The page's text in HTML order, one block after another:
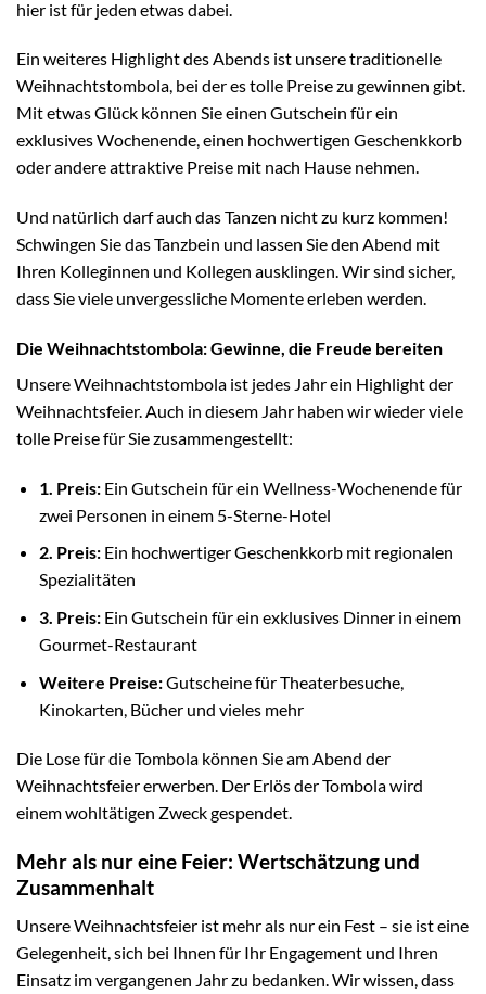
hier ist für jeden etwas dabei.
Ein weiteres Highlight des Abends ist unsere traditionelle
Weihnachtstombola, bei der es tolle Preise zu gewinnen gibt.
Mit etwas Glück können Sie einen Gutschein für ein
exklusives Wochenende, einen hochwertigen Geschenkkorb
oder andere attraktive Preise mit nach Hause nehmen.
Und natürlich darf auch das Tanzen nicht zu kurz kommen!
Schwingen Sie das Tanzbein und lassen Sie den Abend mit
Ihren Kolleginnen und Kollegen ausklingen. Wir sind sicher,
dass Sie viele unvergessliche Momente erleben werden.
Die Weihnachtstombola: Gewinne, die Freude bereiten
Unsere Weihnachtstombola ist jedes Jahr ein Highlight der
Weihnachtsfeier. Auch in diesem Jahr haben wir wieder viele
tolle Preise für Sie zusammengestellt:
1. Preis:Ein Gutschein für ein Wellness-Wochenende für
zwei Personen in einem 5-Sterne-Hotel
2. Preis:Ein hochwertiger Geschenkkorb mit regionalen
Spezialitäten
3. Preis:Ein Gutschein für ein exklusives Dinner in einem
Gourmet-Restaurant
Weitere Preise:Gutscheine für Theaterbesuche,
Kinokarten, Bücher und vieles mehr
Die Lose für die Tombola können Sie am Abend der
Weihnachtsfeier erwerben. Der Erlös der Tombola wird
einem wohltätigen Zweck gespendet.
Mehr als nur eine Feier: Wertschätzung und
Zusammenhalt
Unsere Weihnachtsfeier ist mehr als nur ein Fest – sie ist eine
Gelegenheit, sich bei Ihnen für Ihr Engagement und Ihren
Einsatz im vergangenen Jahr zu bedanken. Wir wissen, dass